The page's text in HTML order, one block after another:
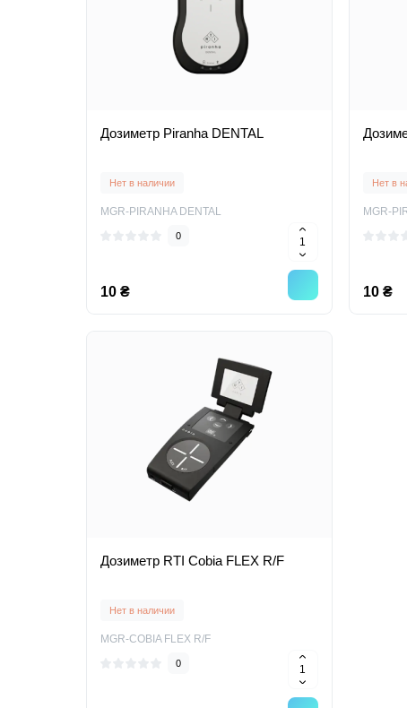
Дозиметр Piranha DENTAL
Нет в наличии
MGR-PIRANHA DENTAL
0
10 ₴
Нет в
MGR-
10 ₴
Дозиметр RTI Cobia FLEX R/F
Нет в наличии
MGR-COBIA FLEX R/F
0